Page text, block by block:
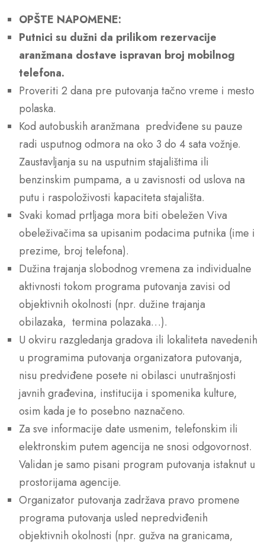
OPŠTE NAPOMENE:
Putnici su dužni da prilikom rezervacije
aranžmana dostave ispravan broj mobilnog
telefona.
Proveriti 2 dana pre putovanja tačno vreme i mesto
polaska.
Kod autobuskih aranžmana predviđene su pauze
radi usputnog odmora na oko 3 do 4 sata vožnje.
Zaustavljanja su na usputnim stajalištima ili
benzinskim pumpama, a u zavisnosti od uslova na
putu i raspoloživosti kapaciteta stajališta.
Svaki komad prtljaga mora biti obeležen Viva
obeleživačima sa upisanim podacima putnika (ime i
prezime, broj telefona).
Dužina trajanja slobodnog vremena za individualne
aktivnosti tokom programa putovanja zavisi od
objektivnih okolnosti (npr. dužine trajanja
obilazaka, termina polazaka…).
U okviru razgledanja gradova ili lokaliteta navedenih
u programima putovanja organizatora putovanja,
nisu predviđene posete ni obilasci unutrašnjosti
javnih građevina, institucija i spomenika kulture,
osim kada je to posebno naznačeno.
Za sve informacije date usmenim, telefonskim ili
elektronskim putem agencija ne snosi odgovornost.
Validan je samo pisani program putovanja istaknut u
prostorijama agencije.
Organizator putovanja zadržava pravo promene
programa putovanja usled nepredviđenih
objektivnih okolnosti (npr. gužva na granicama,